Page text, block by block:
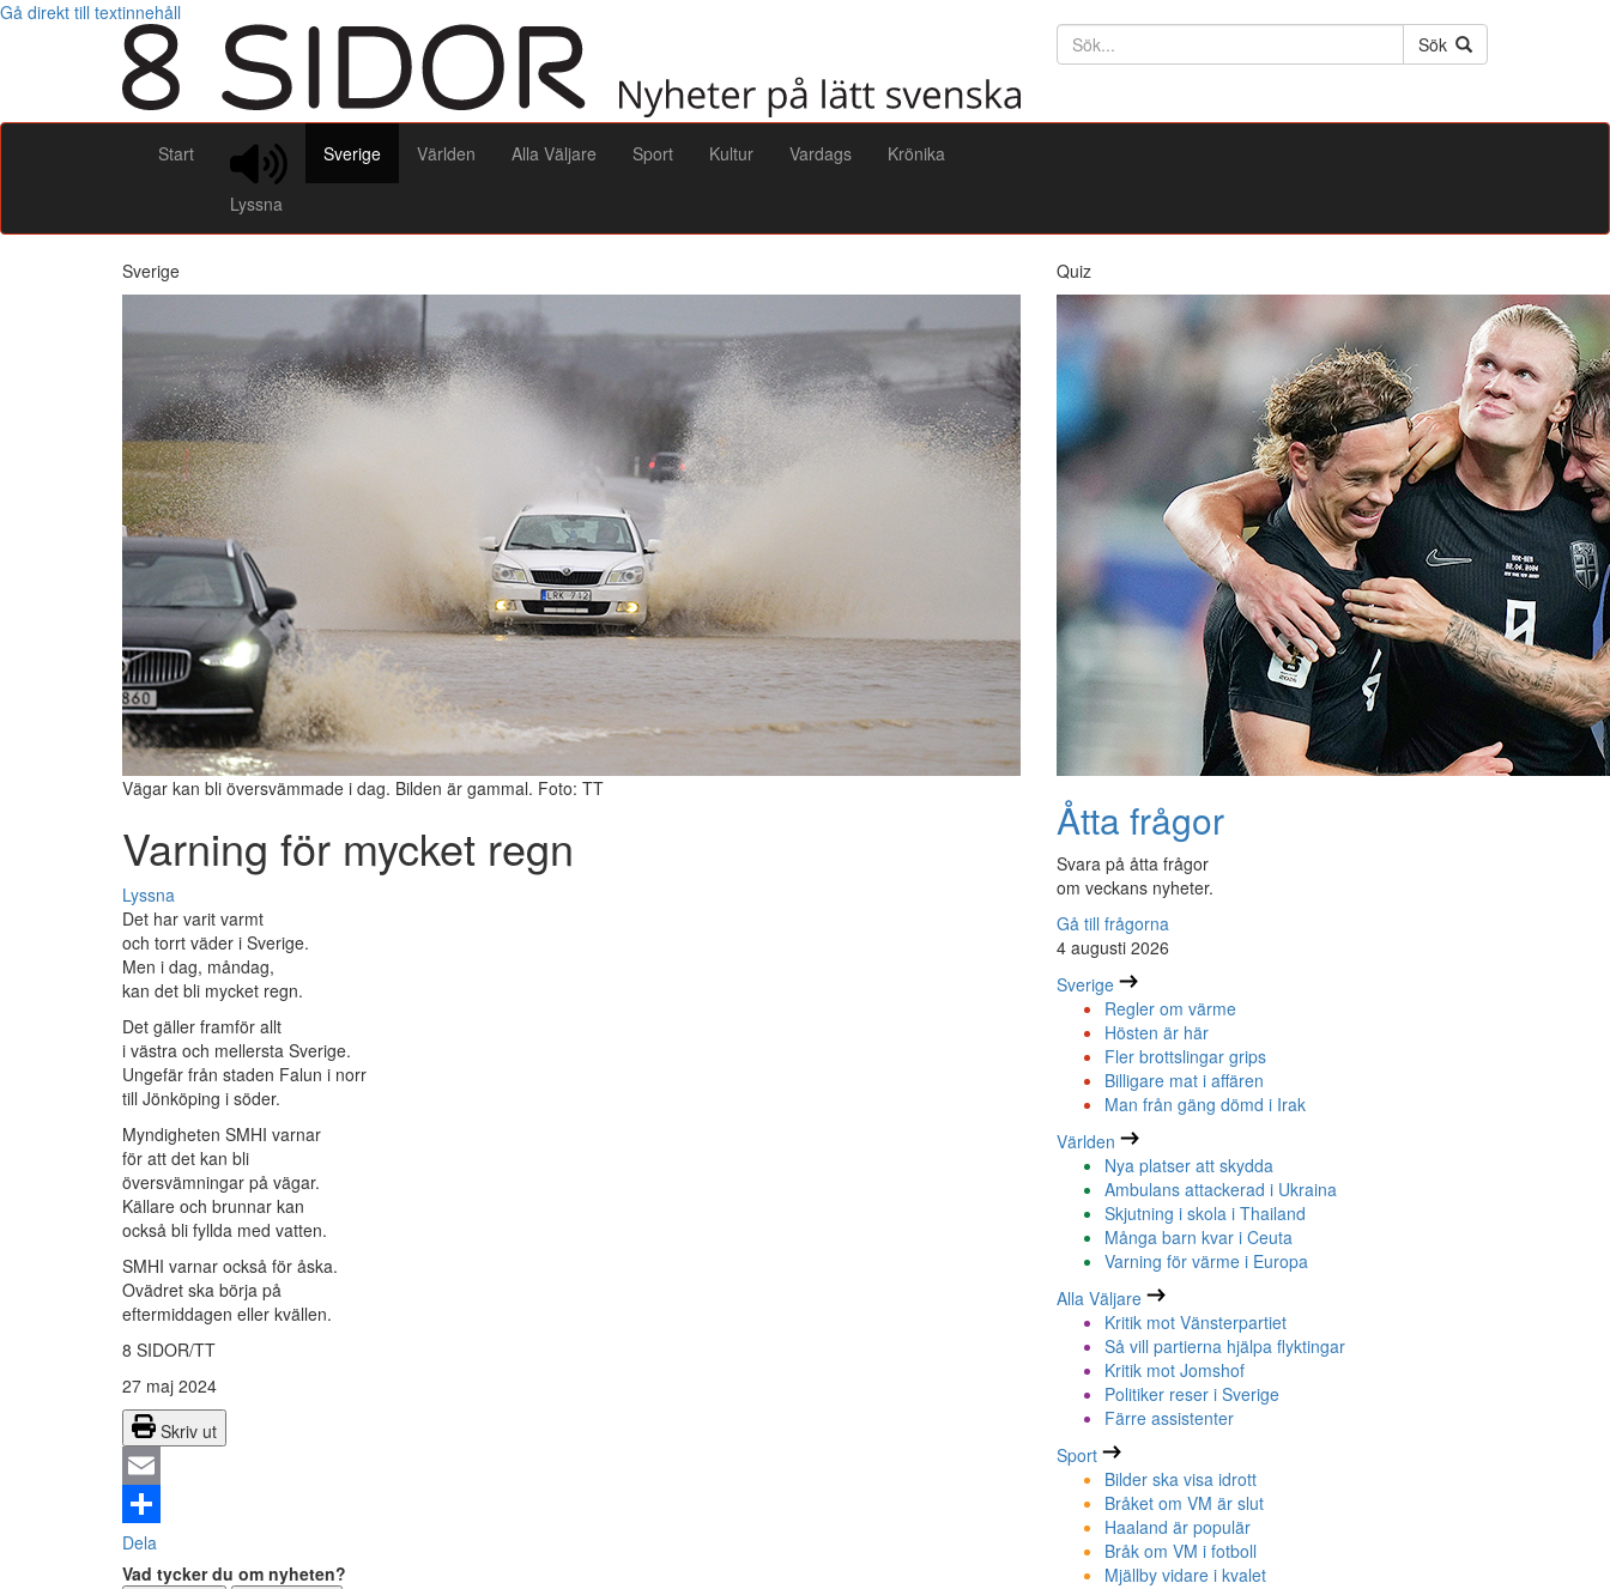
Gå direkt till textinnehåll
Söktext
Sök
Start
Lyssna
Sverige Världen Alla Väljare Sport Kultur Vardags Krönika
Sverige
Vägar kan bli översvämmade i dag. Bilden är gammal. Foto: TT
Varning för mycket regn
Lyssna
Det har varit varmt
och torrt väder i Sverige.
Men i dag, måndag,
kan det bli mycket regn.
Det gäller framför allt
i västra och mellersta Sverige.
Ungefär från staden Falun i norr
till Jönköping i söder.
Myndigheten SMHI varnar
för att det kan bli
översvämningar på vägar.
Källare och brunnar kan
också bli fyllda med vatten.
SMHI varnar också för åska.
Ovädret ska börja på
eftermiddagen eller kvällen.
8 SIDOR/TT
27 maj 2024
Skriv ut
Email
Dela
Vad tycker du om nyheten?
Quiz
Åtta frågor
Svara på åtta frågor
om veckans nyheter.
Gå till frågorna
4 augusti 2026
Sverige
Regler om värme
Hösten är här
Fler brottslingar grips
Billigare mat i affären
Man från gäng dömd i Irak
Världen
Nya platser att skydda
Ambulans attackerad i Ukraina
Skjutning i skola i Thailand
Många barn kvar i Ceuta
Varning för värme i Europa
Alla Väljare
Kritik mot Vänsterpartiet
Så vill partierna hjälpa flyktingar
Kritik mot Jomshof
Politiker reser i Sverige
Färre assistenter
Sport
Bilder ska visa idrott
Bråket om VM är slut
Haaland är populär
Bråk om VM i fotboll
Mjällby vidare i kvalet